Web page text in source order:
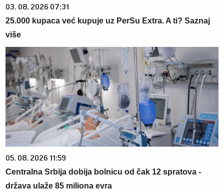
03. 08. 2026 07:31
25.000 kupaca već kupuje uz PerSu Extra. A ti? Saznaj
više
05. 08. 2026 11:59
Centralna Srbija dobija bolnicu od čak 12 spratova -
država ulaže 85 miliona evra